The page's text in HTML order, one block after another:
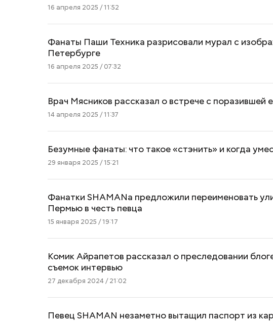
16 апреля 2025 / 11:52
Фанаты Паши Техника разрисовали мурал с
Петербурге
16 апреля 2025 / 07:32
Врач Мясников рассказал о встрече с поразившей
14 апреля 2025 / 11:37
Безумные фанаты: что такое «стэнить» и когда
29 января 2025 / 15:21
Фанатки SHAMANа предложили переименовать
Пермью в честь певца
15 января 2025 / 19:17
Комик Айрапетов рассказал о преследовании
съемок интервью
27 декабря 2024 / 21:02
Певец SHAMAN незаметно вытащил паспорт из
не получить штраф